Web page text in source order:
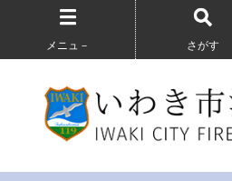
メニュ－ さがす